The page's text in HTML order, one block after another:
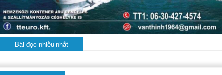
Bài đọc nhiều nhất